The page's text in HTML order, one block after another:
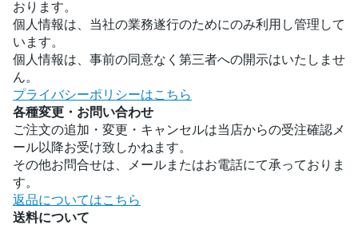
おります。
個人情報は、当社の業務遂行のためにのみ利用し管理して
います。
個人情報は、事前の同意なく第三者への開示はいたしませ
ん。
プライバシーポリシーはこちら
各種変更・お問い合わせ
ご注文の追加・変更・キャンセルは当店からの受注確認メ
ール以降お受け致しかねます。
その他お問合せは、メールまたはお電話にて承っておりま
す。
返品についてはこちら
送料について